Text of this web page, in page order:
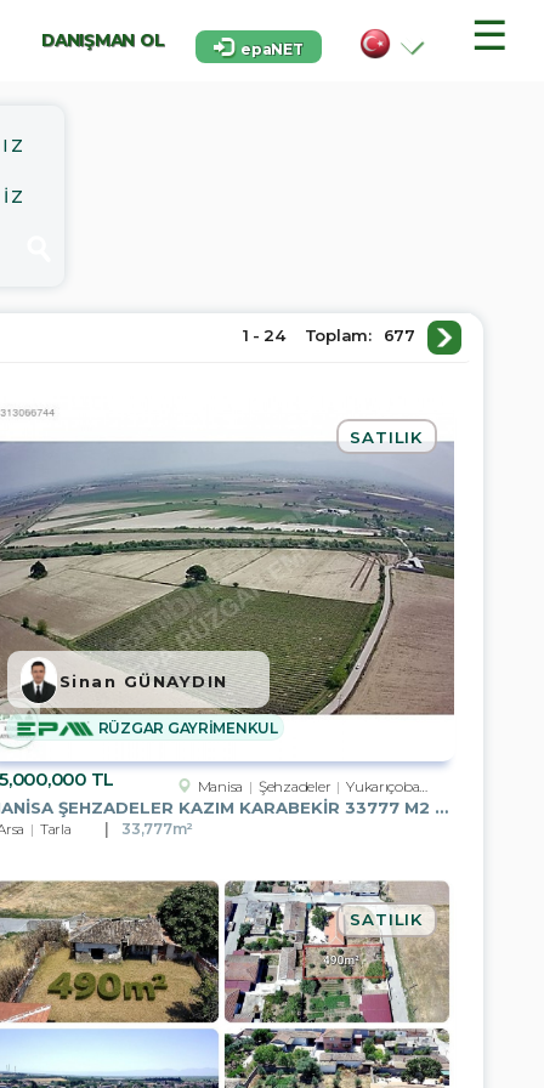
☰
DANIŞMAN OL epaNET
1 - 24 Toplam: 677
TL Manisa Şehzadeler Yukarıçobanisa Köyü
MANISA ŞEHZADELER KAZIM KARABEKIR 33777 M2 SATILIK BAĞ
SATILIK
Tarla 33,777m²
RÜZGAR GAYRİMENKUL
Sinan GÜNAYDIN
SATILIK